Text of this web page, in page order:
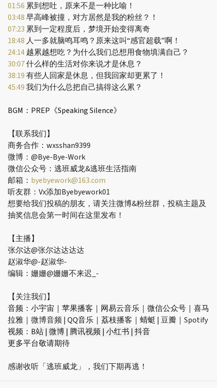
01:56累到想吐，原来不是一种比喻！
03:48早高峰被撞，对方居然是我的粉丝？！
07:23累到一定程度后，梦境开始变得离奇
18:48 人一多就脑鸣耳鸣？原来这叫“感官超载”啊！
24:14越累越想吃？为什么我们总想用食物填满自己？
30:07什么样的生活对你来说才是休息？
38:19有些人回家是休息，但我回家却更累了！
45:49我们为什么总把自己搞得这么累？
BGM：PREP《Speaking Silence》
【联系我们】
商务合作：wxsshan9399
微博：@Bye-Bye-Work
微信公众号：逃班威龙&逃班生活指南
邮箱： byebyework@163.com
听友群：Vx添加Byebyework01
想要给我们投稿的朋友，请关注微博&粉丝群，投稿主题及
抽奖信息会第一时间在这里发布！
【主播】
张尔达@张尔达达达达
赵淑华@-赵淑华-
编辑：姗姗@姗姗不来迟_-
【关注我们】
音频：小宇宙｜苹果播客｜网易云音乐｜微信公众号｜喜马
拉雅｜ 微博音频 | QQ音乐｜荔枝播客｜蜻蜓 | 豆瓣｜Spotify
视频： B站 | 微博 | 腾讯视频 | 小红书 | 抖音
更多平台敬请期待
感谢收听「逃班威龙」，我们下期再逃！